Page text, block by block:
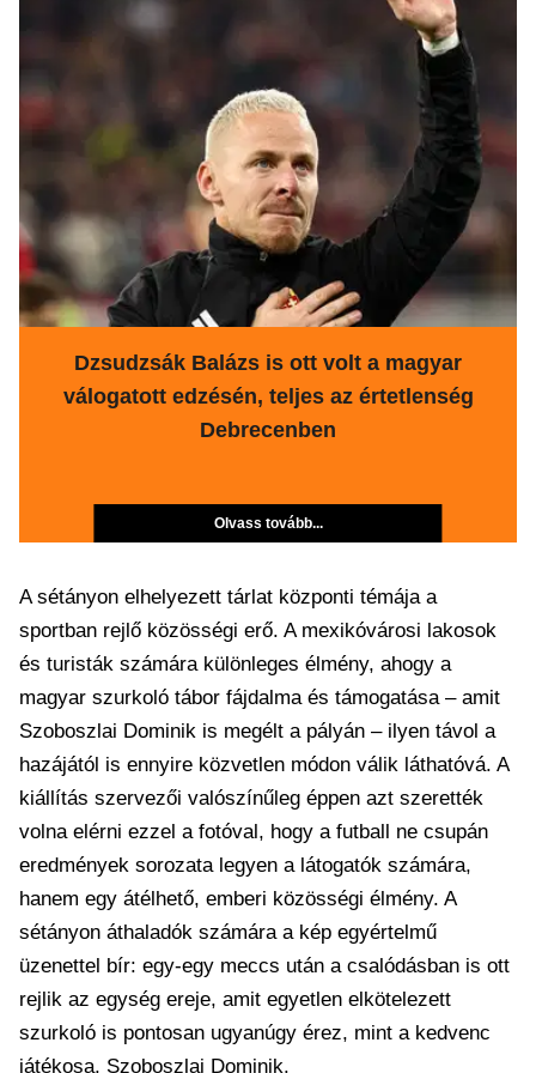
Dzsudzsák Balázs is ott volt a magyar
válogatott edzésén, teljes az értetlenség
Debrecenben
Olvass tovább...
A sétányon elhelyezett tárlat központi témája a
sportban rejlő közösségi erő. A mexikóvárosi lakosok
és turisták számára különleges élmény, ahogy a
magyar szurkoló tábor fájdalma és támogatása – amit
Szoboszlai Dominik is megélt a pályán – ilyen távol a
hazájától is ennyire közvetlen módon válik láthatóvá. A
kiállítás szervezői valószínűleg éppen azt szerették
volna elérni ezzel a fotóval, hogy a futball ne csupán
eredmények sorozata legyen a látogatók számára,
hanem egy átélhető, emberi közösségi élmény. A
sétányon áthaladók számára a kép egyértelmű
üzenettel bír: egy-egy meccs után a csalódásban is ott
rejlik az egység ereje, amit egyetlen elkötelezett
szurkoló is pontosan ugyanúgy érez, mint a kedvenc
játékosa, Szoboszlai Dominik.